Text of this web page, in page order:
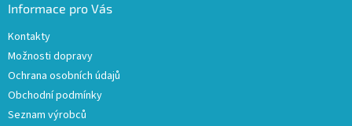
Informace pro Vás
Kontakty
Možnosti dopravy
Ochrana osobních údajů
Obchodní podmínky
Seznam výrobců